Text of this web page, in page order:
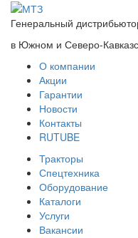
Генеральный
в Южном и Северо-
О компании
Акции
Гарантии
Новости
Контакты
RUTUBE
Тракторы
Спецтехника
Оборудование
Каталоги
Услуги
Вакансии